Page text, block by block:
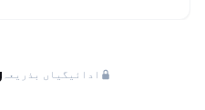
ادائیگیاں بذریعہ